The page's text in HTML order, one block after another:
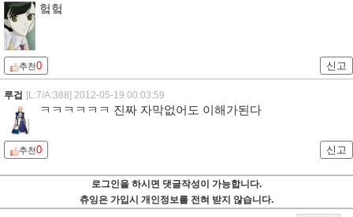
헠헠
추천0 신고
루겁 [L:7/A:388] 2012-05-19 00:03:59
ㅋㅋㅋㅋㅋㅋ 진짜 자막없어도 이해가된다
추천0 신고
로그인을 하시면 댓글작성이 가능합니다.
츄잉은 가입시 개인정보를 전혀 받지 않습니다.